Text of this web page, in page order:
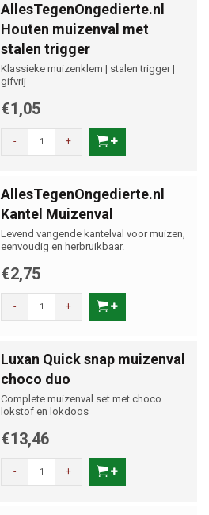
AllesTegenOngedierte.nl
Houten muizenval met
stalen trigger
Klassieke muizenklem | stalen trigger |
gifvrij
€1,05
- +
AllesTegenOngedierte.nl
Kantel Muizenval
Levend vangende kantelval voor muizen,
eenvoudig en herbruikbaar.
€2,75
- +
Luxan Quick snap muizenval
choco duo
Complete muizenval set met choco
lokstof en lokdoos
€13,46
- +